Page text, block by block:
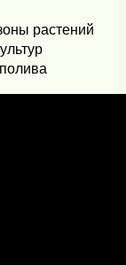
растений